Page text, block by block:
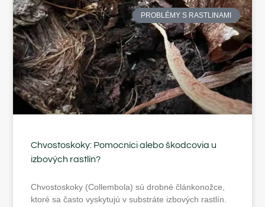
PROBLÉMY S RASTLINAMI
Chvostoskoky: Pomocníci alebo škodcovia u
izbových rastlín?
Chvostoskoky (Collembola) sú drobné článkonožce,
ktoré sa často vyskytujú v substráte izbových rastlín.